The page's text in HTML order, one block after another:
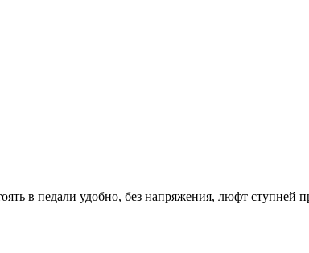
в педали удобно, без напряжения, люфт ступней